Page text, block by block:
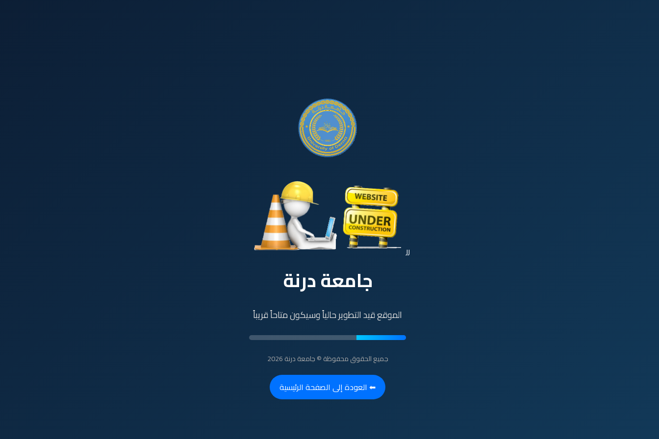
رر
جامعة درنة
الموقع قيد التطوير حالياً وسيكون متاحاً قريباً
جميع الحقوق محفوظة © جامعة درنة 2026
⬅ العودة إلى الصفحة الرئيسية